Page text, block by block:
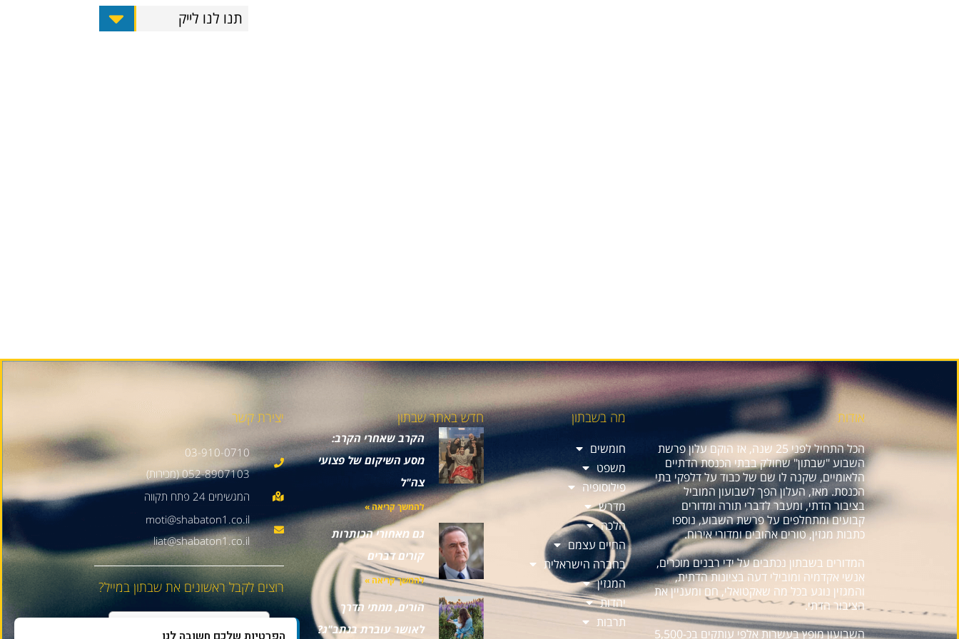
תנו לנו לייק
אודות
הכל התחיל לפני 25 שנה, אז הוקם עלון פרשת
השבוע "שבתון" שחולק בבתי הכנסת הדתיים
הלאומיים, שקנה לו שם של כבוד על דלפקי בתי
הכנסת. מאז, העלון הפך לשבועון המוביל
בציבור הדתי, ומעבר לדברי תורה ומדורים
קבועים ומתחלפים על פרשת השבוע, נוספו
כתבות מגזין, טורים אהובים ומדורי אירוח.
המדורים בשבתון נכתבים על ידי רבנים מוכרים,
אנשי אקדמיה ומובילי דעה בציונות הדתית,
והמגזין נוגע בכל מה שאקטואלי, חם ומעניין את
הציבור הדתי.
השבועון מופץ בעשרות אלפי עותקים בכ-5,500
מה בשבתון
חומשים
משפט
פילוסופיה
מדרש
הלכה
החיים עצמם
בחברה הישראלית
המגזין
יהדות
תרבות
חדש באתר שבתון
הקרב שאחרי הקרב:
מסע השיקום של פצועי
צה"ל
להמשך קריאה »
גם מאחורי הכותרות
קורים דברים
להמשך קריאה »
הורים, ממתי הדרך
לאושר עוברת בנתב"ג?
יצירת קשר
03-910-0710
052-8907103 (מכירות)
moti@shabaton1.co.il
liat@shabaton1.co.il
רוצים לקבל ראשונים את שבתון במייל?